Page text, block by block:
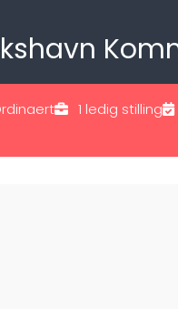
1 ledig stilling